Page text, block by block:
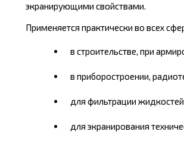
экранирующими свойствами.
Применяется практически во всех
в строительстве, при
в приборостроении,
для фильтрации жидкостей
для экранирования